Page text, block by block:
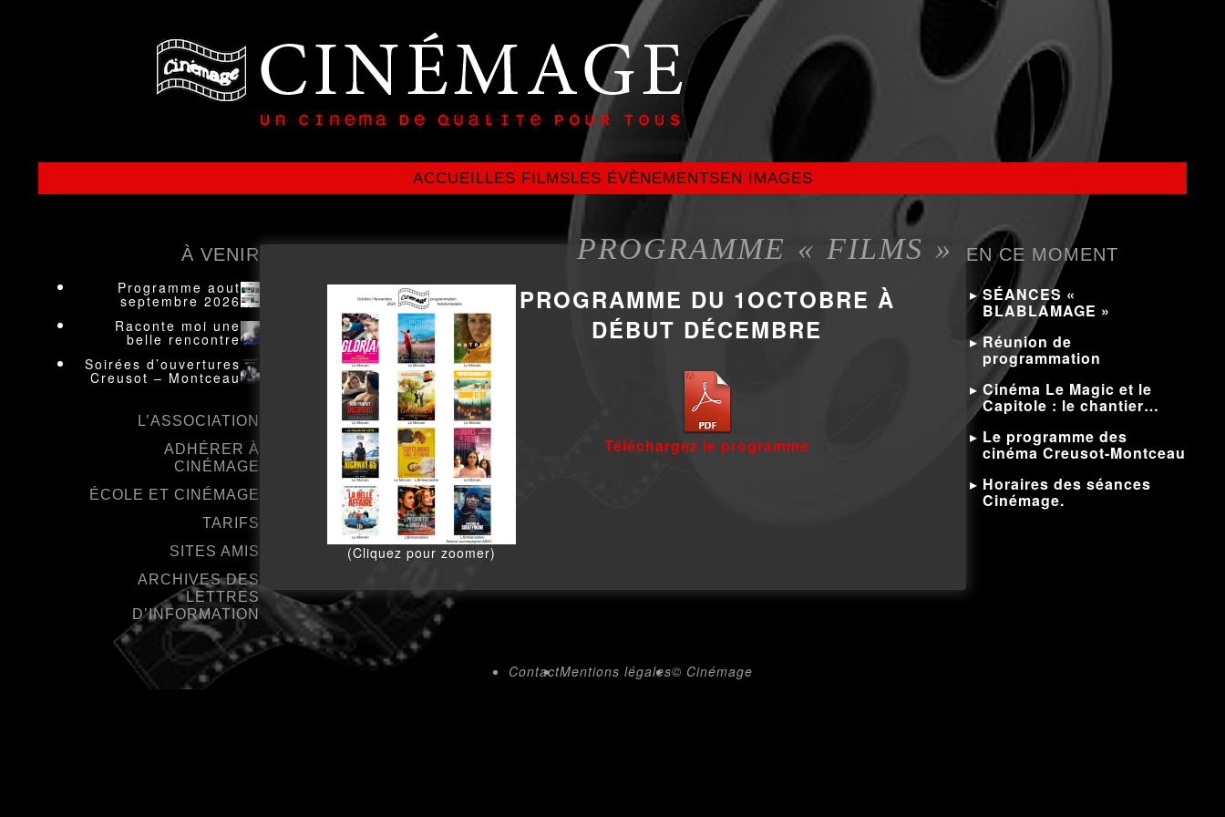
ACCUEILLES FILMSLES ÉVÈNEMENTSEN IMAGES
À VENIR
Programme aout
septembre 2026
Raconte moi une
belle rencontre
Soirées d’ouvertures
Creusot – Montceau
L’ASSOCIATION
ADHÉRER À
CINÉMAGE
ÉCOLE ET CINÉMAGE
TARIFS
SITES AMIS
ARCHIVES DES
LETTRES
D’INFORMATION
EN CE MOMENT
SÉANCES «
BLABLAMAGE »
Réunion de
programmation
Cinéma Le Magic et le
Capitole : le chantier…
Le programme des
cinéma Creusot-Montceau
Horaires des séances
Cinémage.
PROGRAMME « FILMS »
(Cliquez pour zoomer)
PROGRAMME DU 1OCTOBRE À
DÉBUT DÉCEMBRE
Téléchargez le programme
ContactMentions légales© Cinémage